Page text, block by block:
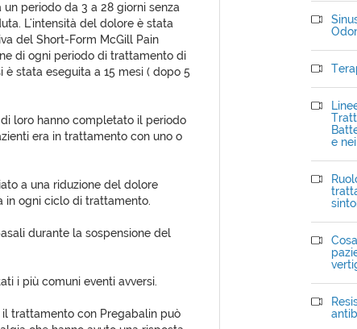
periodo da 3 a 28 giorni senza
L'intensità del dolore è stata
del Short-Form McGill Pain
di ogni periodo di trattamento di
stata eseguita a 15 mesi ( dopo 5
loro hanno completato il periodo
era in trattamento con uno o
a una riduzione del dolore
in ogni ciclo di trattamento.
durante la sospensione del
i più comuni eventi avversi.
il trattamento con Pregabalin può
e